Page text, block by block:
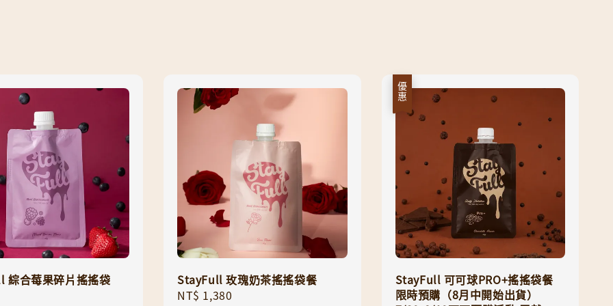
綜合莓果碎片搖搖袋
StayFull 玫瑰奶茶搖搖袋餐
Regular
NT$ 1,380
優惠
StayFull 可可球PRO+搖搖袋餐
限時預購（8月中開始出貨）